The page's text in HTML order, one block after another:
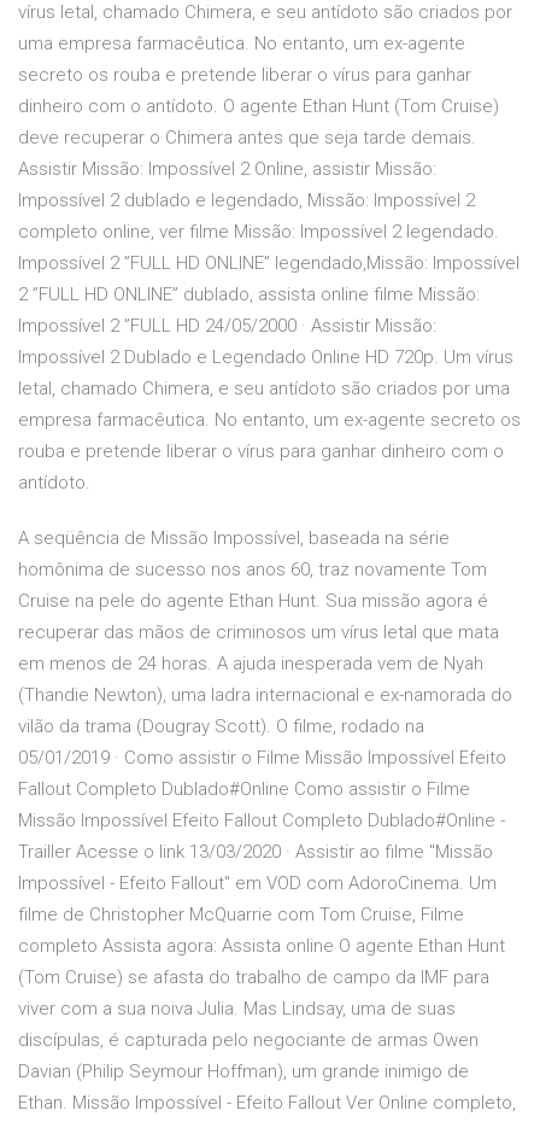
vírus letal, chamado Chimera, e seu antídoto são criados por
uma empresa farmacêutica. No entanto, um ex-agente
secreto os rouba e pretende liberar o vírus para ganhar
dinheiro com o antídoto. O agente Ethan Hunt (Tom Cruise)
deve recuperar o Chimera antes que seja tarde demais.
Assistir Missão: Impossível 2 Online, assistir Missão:
Impossível 2 dublado e legendado, Missão: Impossível 2
completo online, ver filme Missão: Impossível 2 legendado.
Impossível 2 ”FULL HD ONLINE” legendado,Missão: Impossível
2 ”FULL HD ONLINE” dublado, assista online filme Missão:
Impossível 2 ”FULL HD 24/05/2000 · Assistir Missão:
Impossível 2 Dublado e Legendado Online HD 720p. Um vírus
letal, chamado Chimera, e seu antídoto são criados por uma
empresa farmacêutica. No entanto, um ex-agente secreto os
rouba e pretende liberar o vírus para ganhar dinheiro com o
antídoto.
A seqüência de Missão Impossível, baseada na série
homônima de sucesso nos anos 60, traz novamente Tom
Cruise na pele do agente Ethan Hunt. Sua missão agora é
recuperar das mãos de criminosos um vírus letal que mata
em menos de 24 horas. A ajuda inesperada vem de Nyah
(Thandie Newton), uma ladra internacional e ex-namorada do
vilão da trama (Dougray Scott). O filme, rodado na
05/01/2019 · Como assistir o Filme Missão Impossível Efeito
Fallout Completo Dublado#Online Como assistir o Filme
Missão Impossível Efeito Fallout Completo Dublado#Online -
Trailler Acesse o link 13/03/2020 · Assistir ao filme "Missão
Impossível - Efeito Fallout" em VOD com AdoroCinema. Um
filme de Christopher McQuarrie com Tom Cruise, Filme
completo Assista agora: Assista online O agente Ethan Hunt
(Tom Cruise) se afasta do trabalho de campo da IMF para
viver com a sua noiva Julia. Mas Lindsay, uma de suas
discípulas, é capturada pelo negociante de armas Owen
Davian (Philip Seymour Hoffman), um grande inimigo de
Ethan. Missão Impossível - Efeito Fallout Ver Online completo,